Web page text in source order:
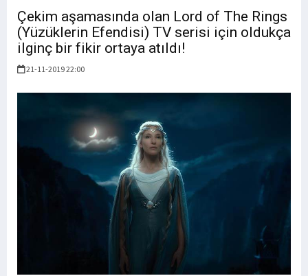
Çekim aşamasında olan Lord of The Rings
(Yüzüklerin Efendisi) TV serisi için oldukça
ilginç bir fikir ortaya atıldı!
21-11-2019 22:00